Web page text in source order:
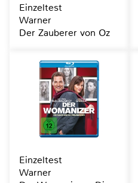
Einzeltest
Warner
Der Zauberer von Oz
Einzeltest
Warner